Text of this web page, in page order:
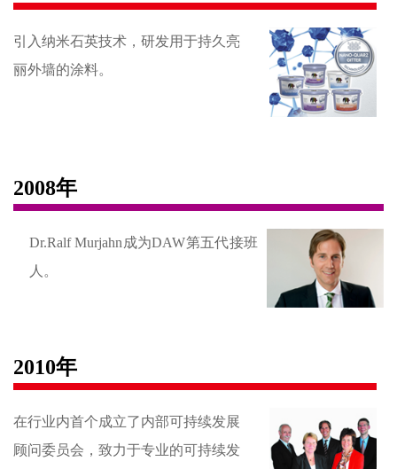
引入纳米石英技术，研发用于持久亮
丽外墙的涂料。
2008年
Dr.Ralf Murjahn成为DAW第五代接班
人。
2010年
在行业内首个成立了内部可持续发展
顾问委员会，致力于专业的可持续发